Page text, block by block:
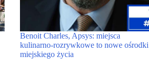
Benoit Charles, Apsys: miejsca
kulinarno-rozrywkowe to nowe ośrodki
miejskiego życia